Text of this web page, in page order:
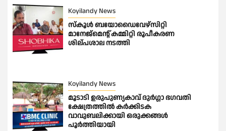
Koyilandy News
സ്കൂൾ ബയോഡൈവേഴ്സിറ്റി
മാനേജ്മെന്റ് കമ്മിറ്റി രൂപീകരണ
ശില്പശാല നടത്തി
Koyilandy News
മൂടാടി ഉരുപുണ്യകാവ് ദുർഗ്ഗാ ഭഗവതി
ക്ഷേത്രത്തിൽ കർക്കിടക
വാവുബലിക്കായി ഒരുക്കങ്ങൾ
പൂർത്തിയായി